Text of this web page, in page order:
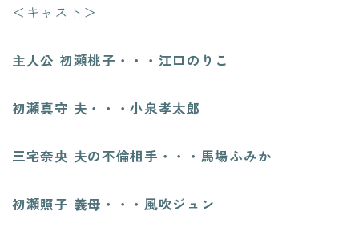
＜キャスト＞
主人公 初瀬桃子・・・江口のりこ
初瀬真守 夫・・・小泉孝太郎
三宅奈央 夫の不倫相手・・・馬場ふみか
初瀬照子 義母・・・風吹ジュン